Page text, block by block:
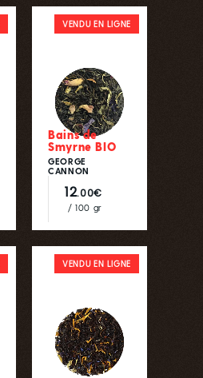
VENDU EN LIGNE
Bains de
Smyrne BIO
GEORGE
CANNON
12.00€
/ 100 gr
VENDU EN LIGNE